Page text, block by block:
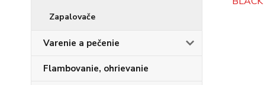
Zapalovače
Varenie a pečenie
Flambovanie, ohrievanie